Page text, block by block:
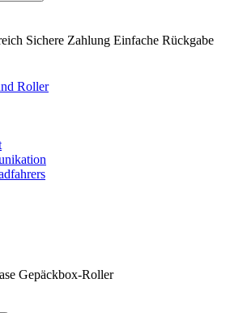
Sichere Zahlung Einfache Rückgabe
Roller
Gepäckbox-Roller